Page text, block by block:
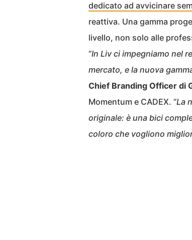
dedicato ad avvicinare
reattiva. Una gamma
livello, non solo alle
“In Liv ci impegniamo nel
mercato, e la nuova
Chief Branding Officer di
Momentum e CADEX. “La
originale: è una bici
coloro che vogliono